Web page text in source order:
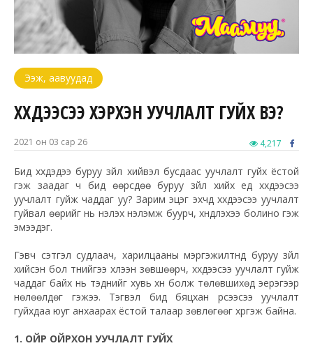
Ээж, аавуудад
ХҮҮХДЭЭСЭЭ ХЭРХЭН УУЧЛАЛТ ГУЙХ ВЭ?
2021 он 03 сар 26 4,217
Бид хүүхдэдээ буруу зүйл хийвэл бусдаас уучлалт гуйх ёстой
гэж заадаг ч бид өөрсдөө буруу зүйл хийх үед хүүхдээсээ
уучлалт гуйж чаддаг уу? Зарим эцэг эхчүүд хүүхдээсээ уучлалт
гуйвал өөрийг нь үнэлэх үнэлэмж буурч, хүндлэхээ болино гэж
эмээдэг.
Гэвч сэтгэл судлаач, харилцааны мэргэжилтнүүд буруу зүйл
хийсэн бол түүнийгээ хүлээн зөвшөөрч, хүүхдээсээ уучлалт гуйж
чаддаг байх нь тэднийг хувь хүн болж төлөвшихөд эерэгээр
нөлөөлдөг гэжээ. Тэгвэл бид бяцхан үрсээсээ уучлалт
гуйхдаа юуг анхаарах ёстой талаар зөвлөгөөг хүргэж байна.
1. ОЙР ОЙРХОН УУЧЛАЛТ ГУЙХ